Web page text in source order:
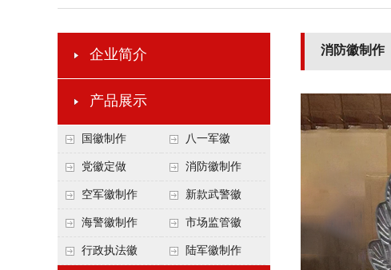
企业简介
产品展示
国徽制作 八一军徽
党徽定做 消防徽制作
空军徽制作 新款武警徽
海警徽制作 市场监管徽
行政执法徽 陆军徽制作
消防徽制作